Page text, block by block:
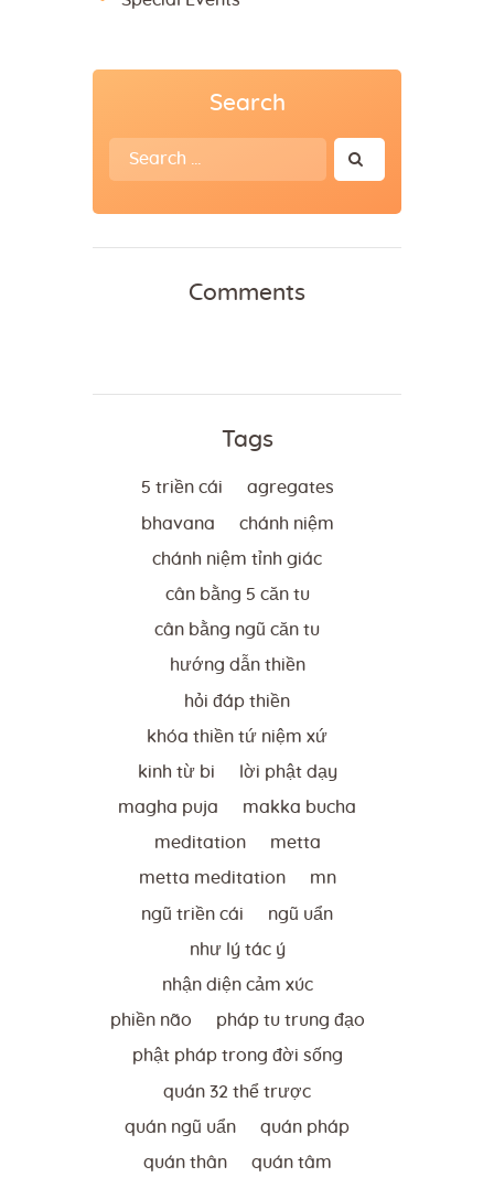
Search
Search
for:
Comments
Tags
5 triền cái agregates
bhavana chánh niệm
chánh niệm tỉnh giác
cân bằng 5 căn tu
cân bằng ngũ căn tu
hướng dẫn thiền
hỏi đáp thiền
khóa thiền tứ niệm xứ
kinh từ bi lời phật dạy
magha puja makka bucha
meditation metta
metta meditation mn
ngũ triền cái ngũ uẩn
như lý tác ý
nhận diện cảm xúc
phiền não pháp tu trung đạo
phật pháp trong đời sống
quán 32 thể trược
quán ngũ uẩn quán pháp
quán thân quán tâm